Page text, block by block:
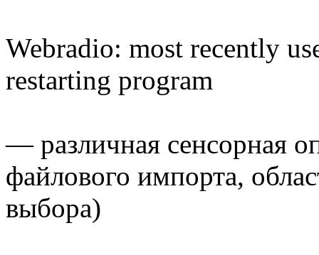
Webradio: most recently
restarting program
— различная сенсорная
файлового импорта,
выбора)